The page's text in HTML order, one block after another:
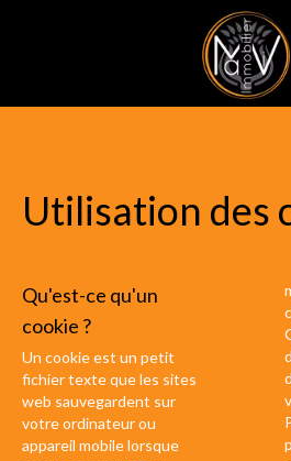
Utilisation des
Qu'est-ce qu'un
cookie ?
Un cookie est un petit
fichier texte que les sites
web sauvegardent sur
votre ordinateur ou
appareil mobile lorsque